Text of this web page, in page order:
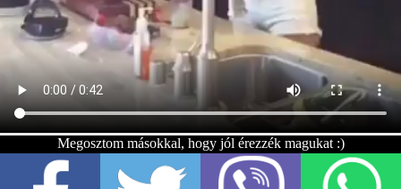
Megosztom másokkal, hogy jól érezzék magukat :)